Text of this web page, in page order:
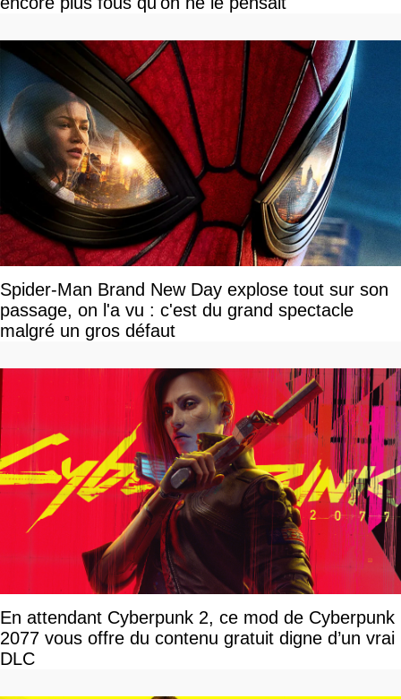
Spider-Man Brand New Day explose tout sur son
passage, on l'a vu : c'est du grand spectacle
malgré un gros défaut
En attendant Cyberpunk 2, ce mod de Cyberpunk
2077 vous offre du contenu gratuit digne d’un vrai
DLC